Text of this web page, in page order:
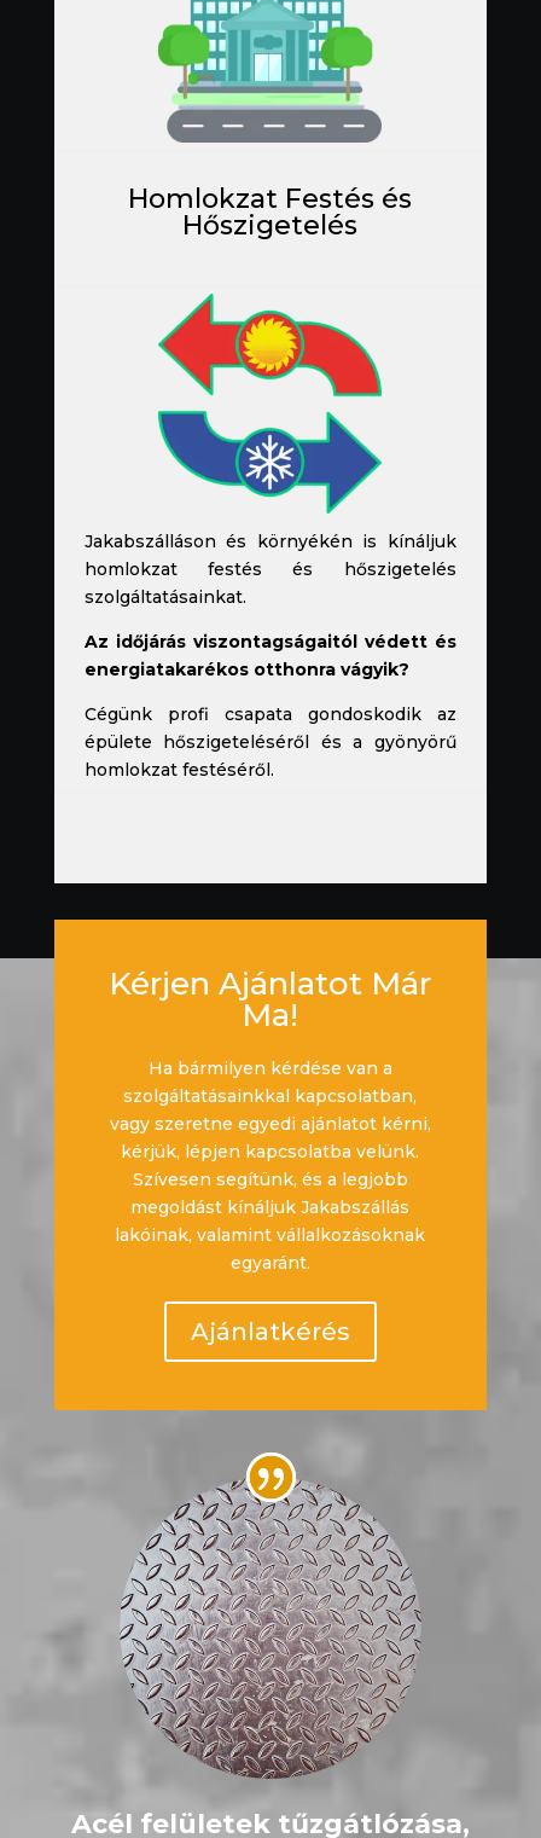
Homlokzat Festés és
Hőszigetelés
Jakabszálláson és környékén is kínáljuk
homlokzat festés és hőszigetelés
szolgáltatásainkat.
Az időjárás viszontagságaitól védett és
energiatakarékos otthonra vágyik?
Cégünk profi csapata gondoskodik az
épülete hőszigeteléséről és a gyönyörű
homlokzat festéséről.
Kérjen Ajánlatot Már
Ma!
Ha bármilyen kérdése van a
szolgáltatásainkkal kapcsolatban,
vagy szeretne egyedi ajánlatot kérni,
kérjük, lépjen kapcsolatba velünk.
Szívesen segítünk, és a legjobb
megoldást kínáljuk Jakabszállás
lakóinak, valamint vállalkozásoknak
egyaránt.
Ajánlatkérés
Acél felületek tűzgátlózása,